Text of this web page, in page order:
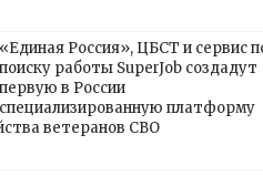
«Единая Россия», ЦБСТ и сервис
поиску работы SuperJob создадут
первую в России
специализированную платформу
ветеранов СВО